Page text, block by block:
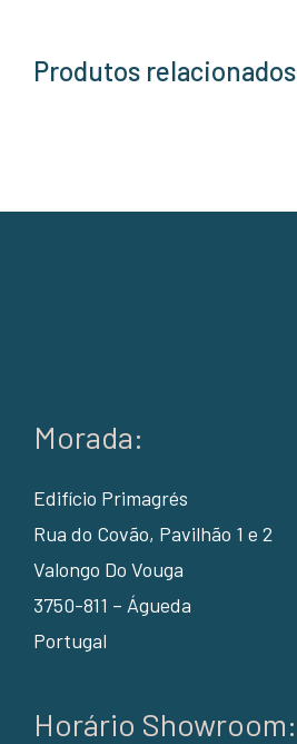
Produtos relacionados
Morada:
Edifício Primagrés
Rua do Covão, Pavilhão 1 e 2
Valongo Do Vouga
3750-811 – Águeda
Portugal
Horário Showroom: